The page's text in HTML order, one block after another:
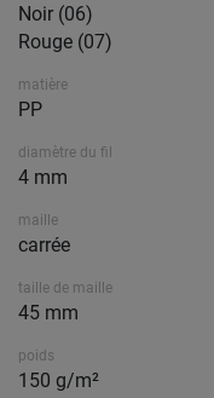
Noir (06)
Rouge (07)
matière
PP
diamètre du fil
4 mm
maille
carrée
taille de maille
45 mm
poids
150 g/m²